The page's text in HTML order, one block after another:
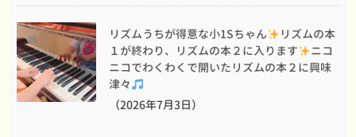
リズムうちが得意な小1Sちゃん
リズムの本
１が終わり、リズムの本２に入ります
ニコ
ニコでわくわくで開いたリズムの本２に興味
津々
（2026年7月3日）